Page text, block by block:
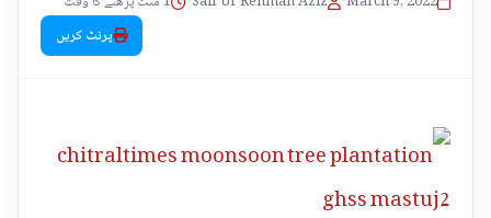
پرنٹ کریں